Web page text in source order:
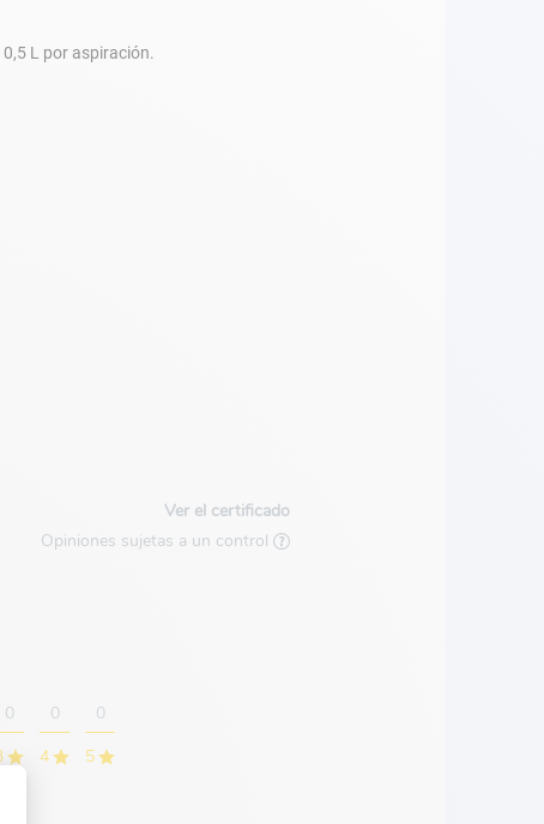
L por aspiración.
Ver el certificado
Opiniones sujetas a un control
0
4
0
5
0